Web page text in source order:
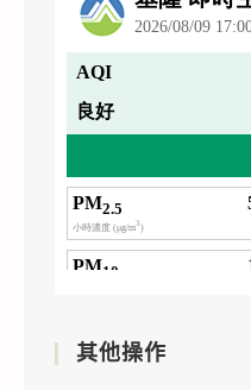
其他操作